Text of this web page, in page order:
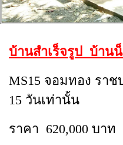
บ้านสำเร็จรูป บ้าน
MS15 จอมทอง รา
15 วันเท่านั้น
ราคา 620,000 บาท